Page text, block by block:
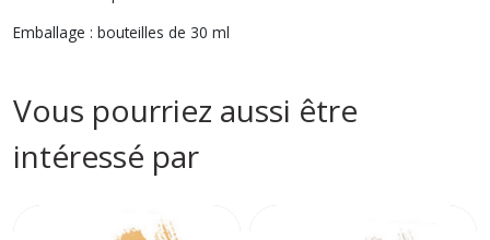
Emballage : bouteilles de 30 ml
Vous pourriez aussi être
intéressé par